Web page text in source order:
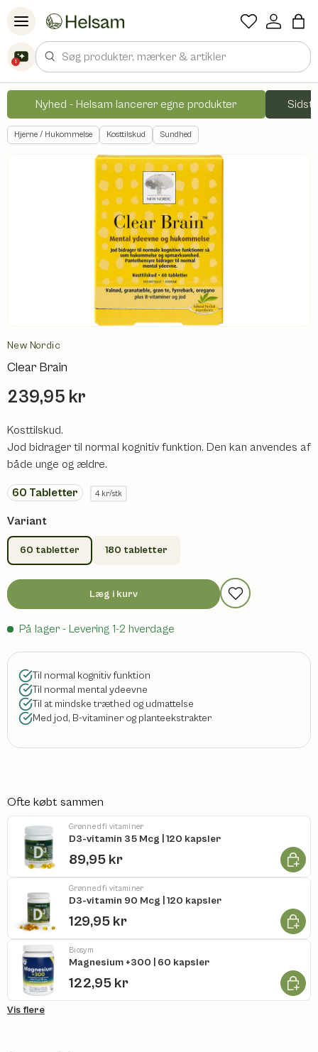
Spring til indhold
1
Søg
Nyhed - Helsam lancerer egne produkter
Hjerne / Hukommelse Kosttilskud Sundhed
New Nordic
Clear Brain
239,95 kr
Kosttilskud.
Jod bidrager til normal kognitiv funktion. Den kan anvendes af
både unge og ældre.
60 Tabletter 4 kr/stk
Variant
60 tabletter 180 tabletter
Læg i kurv
På lager - Levering 1-2 hverdage
Til normal kognitiv funktion
Til normal mental ydeevne
Til at mindske træthed og udmattelse
Med jod, B-vitaminer og planteekstrakter
Ofte købt sammen
Grønne dfi vitaminer
D3-vitamin 35 Mcg | 120 kapsler
89,95 kr Læg i
Grønne dfi vitaminer
D3-vitamin 90 Mcg | 120 kapsler
129,95 kr Læg i
Biosym
Magnesium +300 | 60 kapsler
122,95 kr Læg i
Vis flere